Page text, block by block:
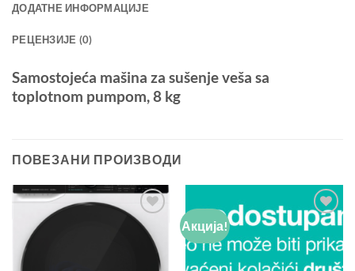
ДОДАТНЕ ИНФОРМАЦИЈЕ
РЕЦЕНЗИЈЕ (0)
Samostojeća mašina za sušenje veša sa
toplotnom pumpom, 8 kg
ПОВЕЗАНИ ПРОИЗВОДИ
Add to
wishlist
Акција!
Add to
wishlist